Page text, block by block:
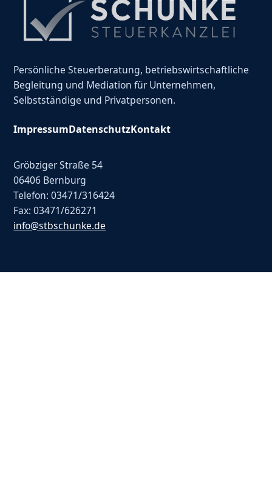
Persönliche Steuerberatung, betriebswirtschaftliche
Begleitung und Mediation für Unternehmen,
Selbstständige und Privatpersonen.
ImpressumDatenschutzKontakt
Gröbziger Straße 54
06406 Bernburg
Telefon: 03471/316424
Fax: 03471/626271
info@stbschunke.de